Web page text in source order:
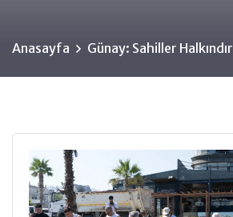
Anasayfa Günay: Sahiller Halkındır